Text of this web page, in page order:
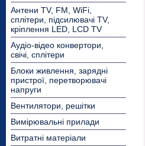
Антени TV, FM, WiFi,
сплітери, підсилювачі TV,
кріплення LED, LCD TV
Аудіо-відео конвертори,
свічі, сплітери
Блоки живлення, зарядні
пристрої, перетворювачі
напруги
Вентилятори, решітки
Вимірювальні прилади
Витратні матеріали